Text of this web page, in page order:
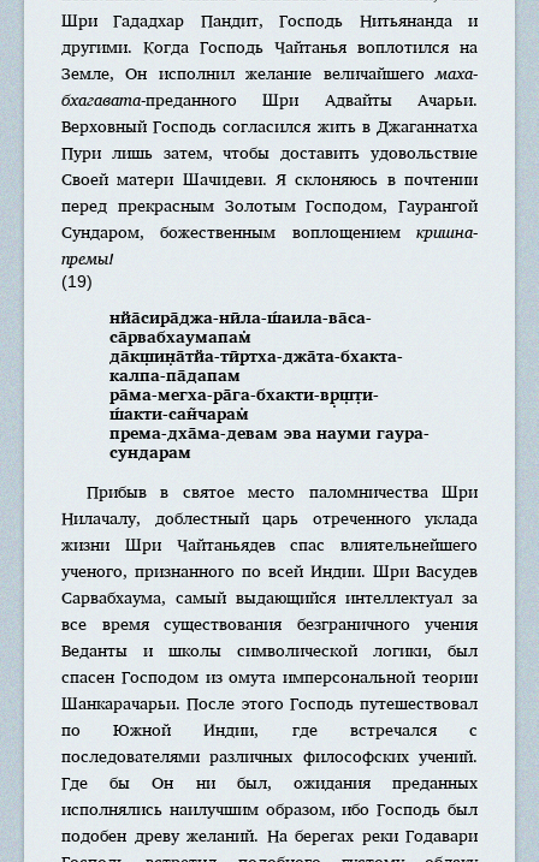
Шри Гададхар Пандит, Господь Нитьянанда и
другими. Когда Господь Чайтанья воплотился на
Земле, Он исполнил желание величайшегомаха-
бхагавата-преданного Шри Адвайты Ачарьи.
Верховный Господь согласился жить в Джаганнатха
Пури лишь затем, чтобы доставить удовольствие
Своей матери Шачидеви. Я склоняюсь в почтении
перед прекрасным Золотым Господом, Гаурангой
Сундаром, божественным воплощением кришна-
премы!
(19)
нйа̄сира̄джа-нӣла-ш́аила-ва̄са-
са̄рвабхаумапам̇
да̄кш̣ин̣а̄тйа-тӣртха-джа̄та-бхакта-
калпа-па̄дапам
ра̄ма-мегха-ра̄га-бхакти-вр̣ш̣т̣и-
ш́акти-сан̃чарам̇
према-дха̄ма-девам эва науми гаура-
сундарам
Прибыв в святое место паломничества Шри
Нилачалу, доблестный царь отреченного уклада
жизни Шри Чайтаньядев спас влиятельнейшего
ученого, признанного по всей Индии. Шри Васудев
Сарвабхаума, самый выдающийся интеллектуал за
все время существования безграничного учения
Веданты и школы символической логики, был
спасен Господом из омута имперсональной теории
Шанкарачарьи. После этого Господь путешествовал
по Южной Индии, где встречался с
последователями различных философских учений.
Где бы Он ни был, ожидания преданных
исполнялись наилучшим образом, ибо Господь был
подобен древу желаний. На берегах реки Годавари